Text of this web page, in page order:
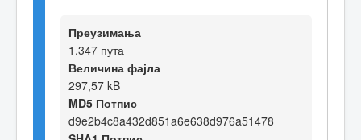
Преузимања
1.347 пута
Величина фајла
297,57 kB
MD5 Потпис
d9e2b4c8a432d851a6e638d976a51478